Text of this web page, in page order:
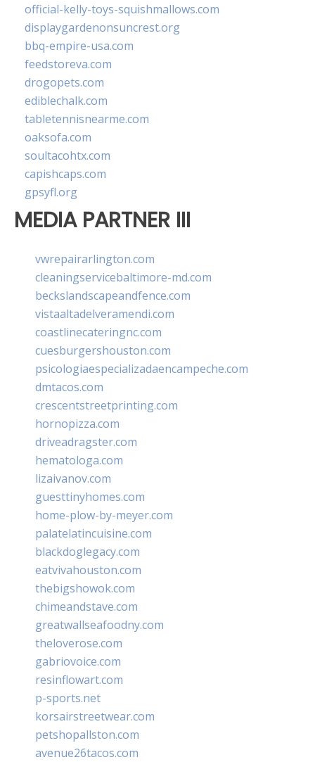
official-kelly-toys-squishmallows.com
displaygardenonsuncrest.org
bbq-empire-usa.com
feedstoreva.com
drogopets.com
ediblechalk.com
tabletennisnearme.com
oaksofa.com
soultacohtx.com
capishcaps.com
gpsyfl.org
MEDIA PARTNER III
vwrepairarlington.com
cleaningservicebaltimore-md.com
beckslandscapeandfence.com
vistaaltadelveramendi.com
coastlinecateringnc.com
cuesburgershouston.com
psicologiaespecializadaencampeche.com
dmtacos.com
crescentstreetprinting.com
hornopizza.com
driveadragster.com
hematologa.com
lizaivanov.com
guesttinyhomes.com
home-plow-by-meyer.com
palatelatincuisine.com
blackdoglegacy.com
eatvivahouston.com
thebigshowok.com
chimeandstave.com
greatwallseafoodny.com
theloverose.com
gabriovoice.com
resinflowart.com
p-sports.net
korsairstreetwear.com
petshopallston.com
avenue26tacos.com